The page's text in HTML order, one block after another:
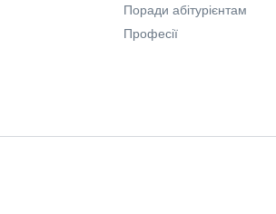
Поради абітурієнтам
Професії